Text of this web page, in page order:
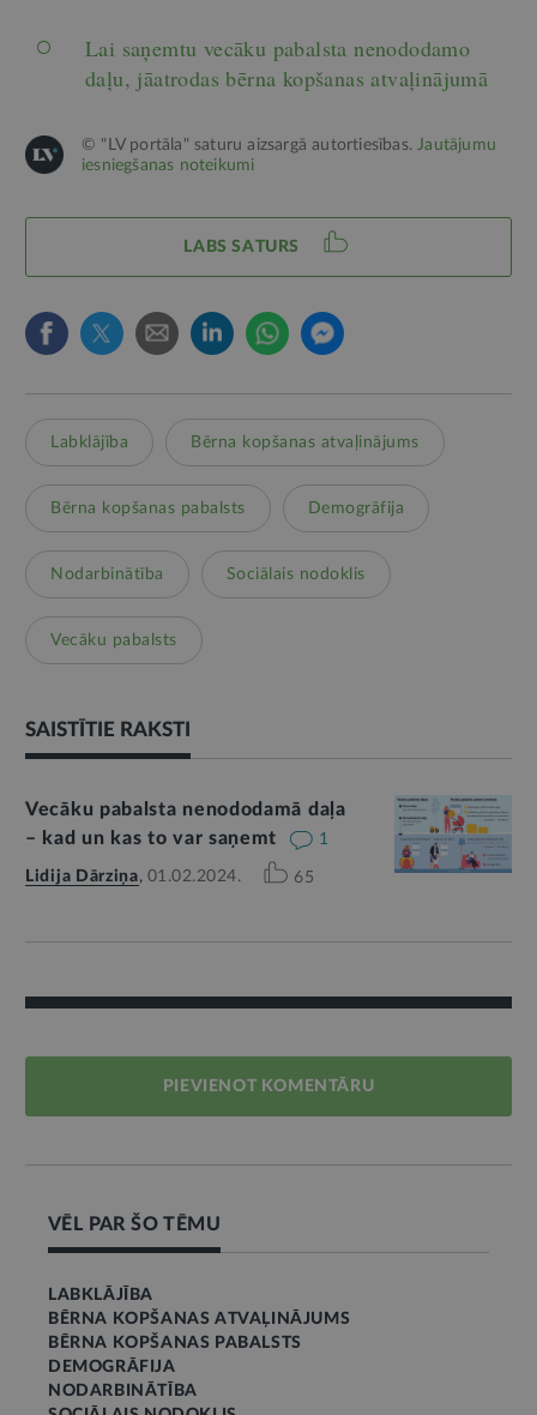
Lai saņemtu vecāku pabalsta nenododamo
daļu, jāatrodas bērna kopšanas atvaļinājumā
© "LV portāla" saturu aizsargā autortiesības.Jautājumu
iesniegšanas noteikumi
LABS SATURS
Labklājība Bērna kopšanas atvaļinājums
Bērna kopšanas pabalsts Demogrāfija
Nodarbinātība Sociālais nodoklis
Vecāku pabalsts
SAISTĪTIE RAKSTI
Vecāku pabalsta nenododamā daļa
– kad un kas to var saņemt
1
Lidija Dārziņa, 01.02.2024. 65
PIEVIENOT KOMENTĀRU
VĒL PAR ŠO TĒMU
LABKLĀJĪBA
BĒRNA KOPŠANAS ATVAĻINĀJUMS
BĒRNA KOPŠANAS PABALSTS
DEMOGRĀFIJA
NODARBINĀTĪBA